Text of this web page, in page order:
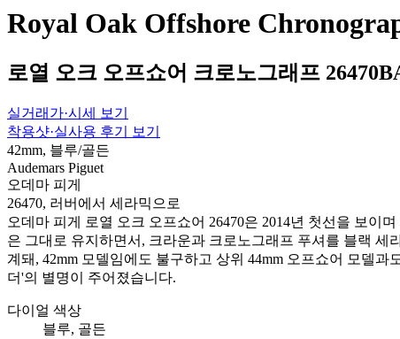
Royal Oak Offshore
로열 오크 오프쇼어 크로노그래프
실거래가·시세 보기
착용샷·실사용 후기 보기
42mm, 블루/골든
Audemars Piguet
오데마 피게
26470, 러버에서 세라믹으로
오데마 피게 로열 오크 오프쇼어 26470은 2014년 첫선을 보이
은 그대로 유지하면서, 크라운과 크로노그래프 푸셔를 블랙
계돼, 42mm 모델임에도 불구하고 상위 44mm 오프쇼어 모델
더'의 별명이 주어졌습니다.
다이얼 색상
블루, 골든